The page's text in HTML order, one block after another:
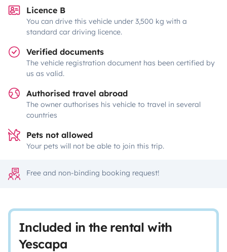
Licence B
You can drive this vehicle under 3,500 kg with a
standard car driving licence.
Verified documents
The vehicle registration document has been certified by
us as valid.
Authorised travel abroad
The owner authorises his vehicle to travel in several
countries
Pets not allowed
Your pets will not be able to join this trip.
Free and non-binding booking request!
Included in the rental with
Yescapa